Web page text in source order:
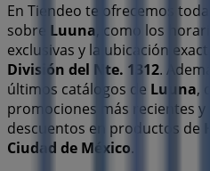
En Tiendeo te ofrecemos
sobre Luuna , como los
exclusivas y la ubicación
División del Nte. 1312.
últimos catálogos de Luuna,
promociones más recientes y
descuentos en productos de
Ciudad de México.